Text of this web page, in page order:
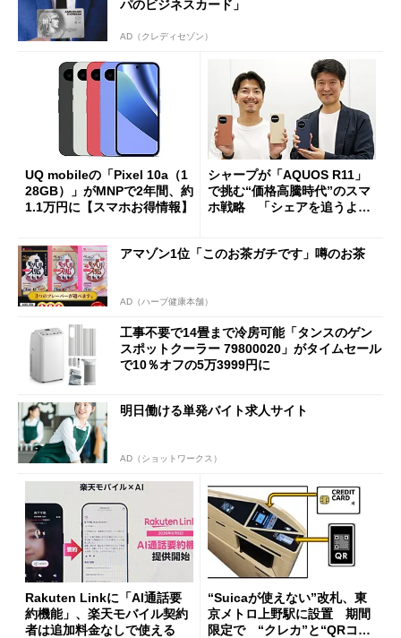
パのビジネスカード」
AD（クレディセゾン）
UQ mobileの「Pixel 10a（1
28GB）」がMNPで2年間、約
1.1万円に【スマホお得情報】
シャープが「AQUOS R11」
で挑む“価格高騰時代”のスマ
ホ戦略 「シェアを追うより
アマゾン1位「このお茶ガチです」噂のお茶
AD（ハーブ健康本舗）
工事不要で14畳まで冷房可能「タンスのゲン
スポットクーラー 79800020」がタイムセール
で10％オフの5万3999円に
明日働ける単発バイト求人サイト
AD（ショットワークス）
Rakuten Linkに「AI通話要
約機能」、楽天モバイル契約
者は追加料金なしで使える
“Suicaが使えない”改札、東
京メトロ上野駅に設置 期間
限定で “クレカ”と“QRコー